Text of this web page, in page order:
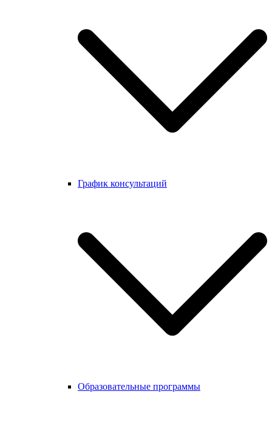
График консультаций
Образовательные программы